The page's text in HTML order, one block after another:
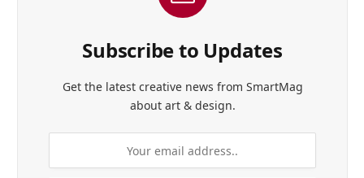
Subscribe to Updates
Get the latest creative news from SmartMag
about art & design.